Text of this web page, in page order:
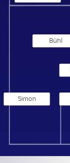
Simon
Bühl